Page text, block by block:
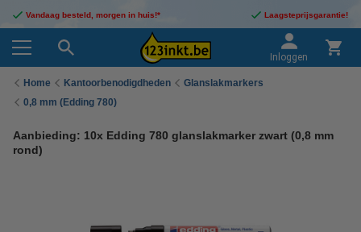
Vandaag besteld, morgen in huis!* Laagsteprijsgarantie!
Inloggen
Home Kantoorbenodigdheden
Glanslakmarkers
0,8 mm (Edding 780)
Aanbieding: 10x Edding 780 glanslakmarker zwart (0,8 mm
rond)